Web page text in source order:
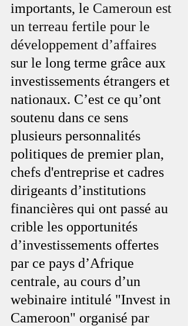
importants, le Cameroun est
un terreau fertile pour le
développement d’affaires
sur le long terme grâce aux
investissements étrangers et
nationaux. C’est ce qu’ont
soutenu dans ce sens
plusieurs personnalités
politiques de premier plan,
chefs d'entreprise et cadres
dirigeants d’institutions
financières qui ont passé au
crible les opportunités
d’investissements offertes
par ce pays d’Afrique
centrale, au cours d’un
webinaire intitulé "Invest in
Cameroon" organisé par